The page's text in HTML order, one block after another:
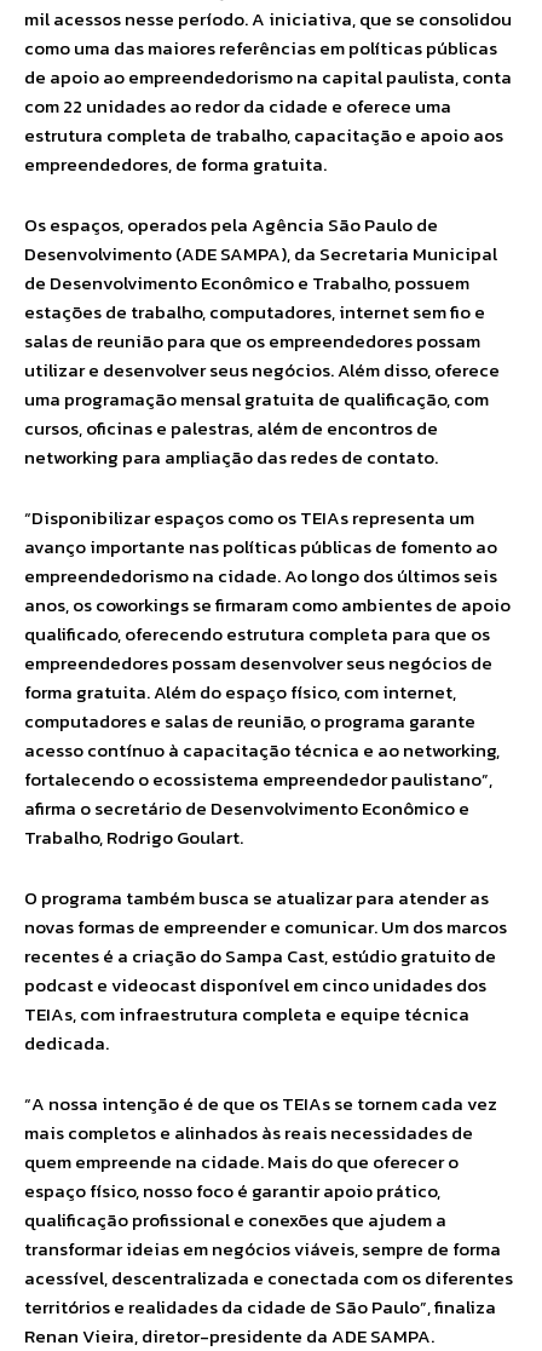
mil acessos nesse período. A iniciativa, que se consolidou
como uma das maiores referências em políticas públicas
de apoio ao empreendedorismo na capital paulista, conta
com 22 unidades ao redor da cidade e oferece uma
estrutura completa de trabalho, capacitação e apoio aos
empreendedores, de forma gratuita.
Os espaços, operados pela Agência São Paulo de
Desenvolvimento (ADE SAMPA), da Secretaria Municipal
de Desenvolvimento Econômico e Trabalho, possuem
estações de trabalho, computadores, internet sem fio e
salas de reunião para que os empreendedores possam
utilizar e desenvolver seus negócios. Além disso, oferece
uma programação mensal gratuita de qualificação, com
cursos, oficinas e palestras, além de encontros de
networking para ampliação das redes de contato.
“Disponibilizar espaços como os TEIAs representa um
avanço importante nas políticas públicas de fomento ao
empreendedorismo na cidade. Ao longo dos últimos seis
anos, os coworkings se firmaram como ambientes de apoio
qualificado, oferecendo estrutura completa para que os
empreendedores possam desenvolver seus negócios de
forma gratuita. Além do espaço físico, com internet,
computadores e salas de reunião, o programa garante
acesso contínuo à capacitação técnica e ao networking,
fortalecendo o ecossistema empreendedor paulistano”,
afirma o secretário de Desenvolvimento Econômico e
Trabalho, Rodrigo Goulart.
O programa também busca se atualizar para atender as
novas formas de empreender e comunicar. Um dos marcos
recentes é a criação do Sampa Cast, estúdio gratuito de
podcast e videocast disponível em cinco unidades dos
TEIAs, com infraestrutura completa e equipe técnica
dedicada.
“A nossa intenção é de que os TEIAs se tornem cada vez
mais completos e alinhados às reais necessidades de
quem empreende na cidade. Mais do que oferecer o
espaço físico, nosso foco é garantir apoio prático,
qualificação profissional e conexões que ajudem a
transformar ideias em negócios viáveis, sempre de forma
acessível, descentralizada e conectada com os diferentes
territórios e realidades da cidade de São Paulo”, finaliza
Renan Vieira, diretor-presidente da ADE SAMPA.